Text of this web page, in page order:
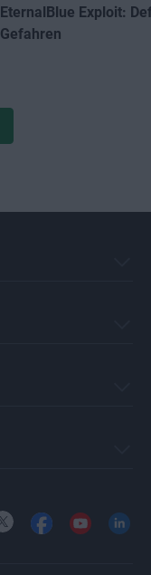
EternalBlue Exploit:
Gefahren